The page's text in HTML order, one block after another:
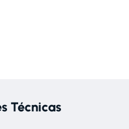
Técnicas